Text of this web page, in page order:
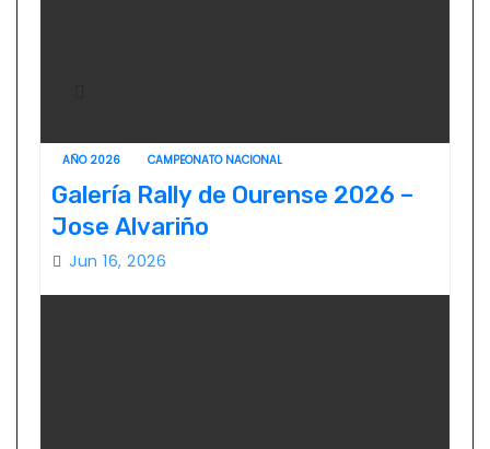
AÑO 2026 CAMPEONATO NACIONAL
Galería Rally de Ourense 2026 –
Jose Alvariño
Jun 16, 2026